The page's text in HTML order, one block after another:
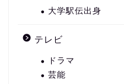
大学駅伝出身
テレビ
ドラマ
芸能